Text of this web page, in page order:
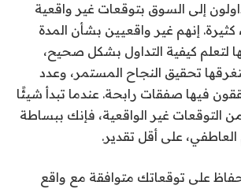
إلى السوق بتوقعات غير واقعية
كثيرة. إنهم غير واقعيين بشأن المدة
لتعلم كيفية التداول بشكل صحيح،
تحقيق النجاح المستمر، وعدد
فيها صفقات رابحة. عندما تبدأ شيئًا
التوقعات غير الواقعية، فإنك ببساطة
على أقل تقدير.
على توقعاتك متوافقة مع واقع